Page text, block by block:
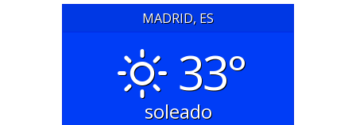
MADRID, ES
33°
soleado